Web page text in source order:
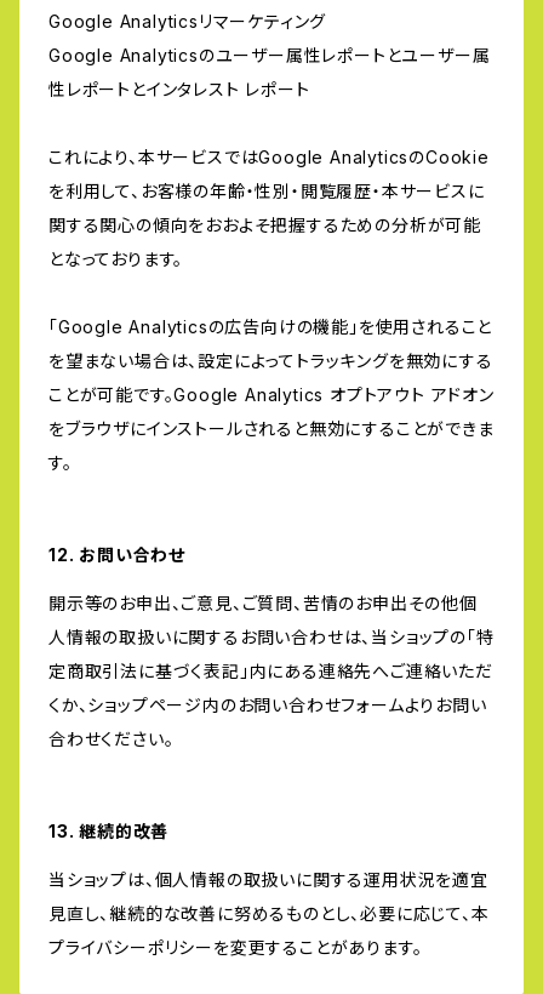
Google Analyticsリマーケティング
Google Analyticsのユーザー属性レポートとユーザー属
性レポートとインタレスト レポート
これにより、本サービスではGoogle AnalyticsのCookie
を利用して、お客様の年齢・性別・閲覧履歴・本サービスに
関する関心の傾向をおおよそ把握するための分析が可能
となっております。
「Google Analyticsの広告向けの機能」を使用されること
を望まない場合は、設定によってトラッキングを無効にする
ことが可能です。Google Analytics オプトアウト アドオン
をブラウザにインストールされると無効にすることができま
す。
12. お問い合わせ
開示等のお申出、ご意見、ご質問、苦情のお申出その他個
人情報の取扱いに関するお問い合わせは、当ショップの「特
定商取引法に基づく表記」内にある連絡先へご連絡いただ
くか、ショップページ内のお問い合わせフォームよりお問い
合わせください。
13. 継続的改善
当ショップは、個人情報の取扱いに関する運用状況を適宜
見直し、継続的な改善に努めるものとし、必要に応じて、本
プライバシーポリシーを変更することがあります。